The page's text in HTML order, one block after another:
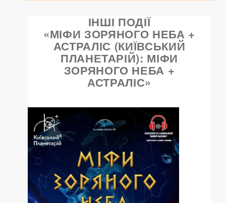
ІНШІ ПОДІЇ
«МІФИ ЗОРЯНОГО НЕБА +
АСТРАЛІС (КИЇВСЬКИЙ
ПЛАНЕТАРІЙ): МІФИ
ЗОРЯНОГО НЕБА +
АСТРАЛІС»